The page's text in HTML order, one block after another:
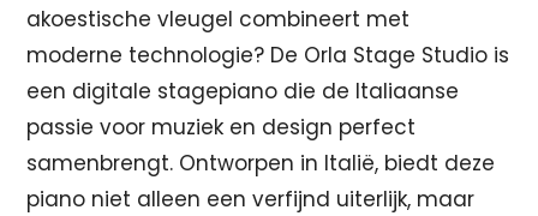
akoestische vleugel combineert met
moderne technologie? De Orla Stage Studio is
een digitale stagepiano die de Italiaanse
passie voor muziek en design perfect
samenbrengt. Ontworpen in Italië, biedt deze
piano niet alleen een verfijnd uiterlijk, maar